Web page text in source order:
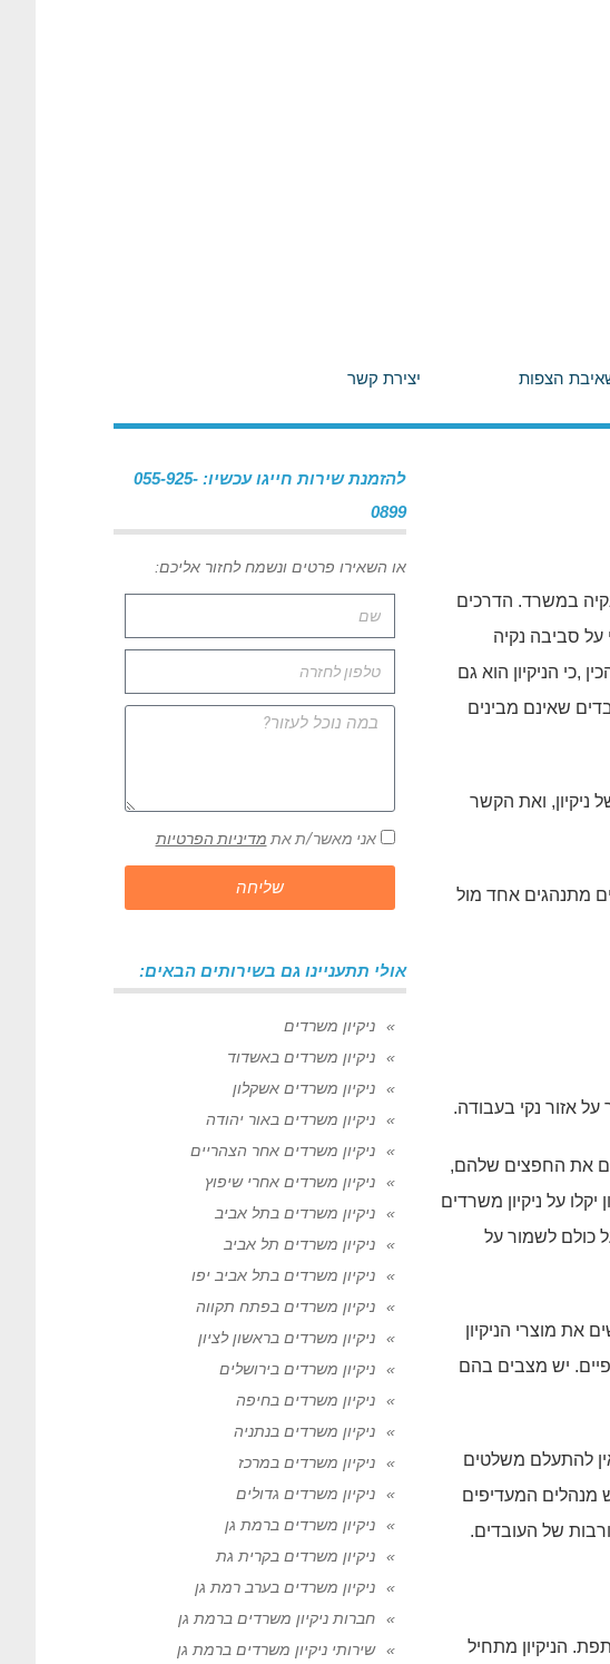
הצפות יצירת קשר
במשרד. הדרכים
על סביבה נקיה
,כי הניקיון הוא גם
שאינם מבינים
ניקיון, ואת הקשר
מתנהגים אחד מול
אזור נקי בעבודה.
את החפצים שלהם,
על ניקיון משרדים
כולם לשמור על
את מוצרי הניקיון
יש מצבים בהם
להתעלם משלטים
מנהלים המעדיפים
של העובדים.
הניקיון מתחיל
להזמנת שירות חייגו עכשיו: 055-925-
0899
או השאירו פרטים ונשמח לחזור אליכם:
אני מאשר/ת את מדיניות הפרטיות
שליחה
אולי תתעניינו גם בשירותים הבאים:
ניקיון משרדים
ניקיון משרדים באשדוד
ניקיון משרדים אשקלון
ניקיון משרדים באור יהודה
ניקיון משרדים אחר הצהריים
ניקיון משרדים אחרי שיפוץ
ניקיון משרדים בתל אביב
ניקיון משרדים תל אביב
ניקיון משרדים בתל אביב יפו
ניקיון משרדים בפתח תקווה
ניקיון משרדים בראשון לציון
ניקיון משרדים בירושלים
ניקיון משרדים בחיפה
ניקיון משרדים בנתניה
ניקיון משרדים במרכז
ניקיון משרדים גדולים
ניקיון משרדים ברמת גן
ניקיון משרדים בקרית גת
ניקיון משרדים בערב רמת גן
חברות ניקיון משרדים ברמת גן
שירותי ניקיון משרדים ברמת גן